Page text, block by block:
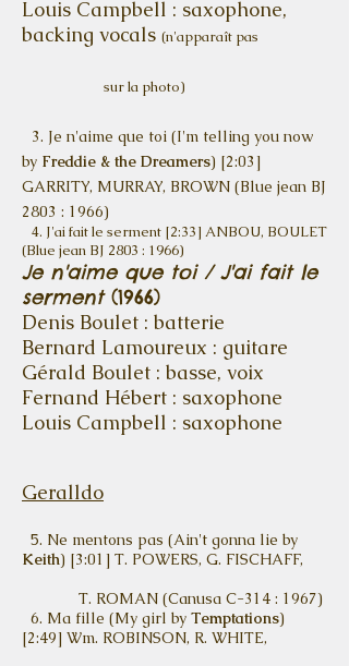
Louis Campbell : saxophone,
backing vocals (n'apparaît pas
sur la photo)
3. Je n'aime que toi (I'm telling you now
by Freddie & the Dreamers) [2:03]
GARRITY, MURRAY, BROWN (Blue jean BJ
2803 : 1966)
4. J'ai fait le serment [2:33] ANBOU, BOULET
(Blue jean BJ 2803 : 1966)
Je n'aime que toi / J'ai fait le
serment(1966)
Denis Boulet : batterie
Bernard Lamoureux : guitare
Gérald Boulet : basse, voix
Fernand Hébert : saxophone
Louis Campbell : saxophone
Geralldo
5. Ne mentons pas (Ain't gonna lie by
Keith) [3:01] T. POWERS, G. FISCHAFF,
T. ROMAN (Canusa C-314 : 1967)
6. Ma fille (My girl by Temptations)
[2:49] Wm. ROBINSON, R. WHITE,